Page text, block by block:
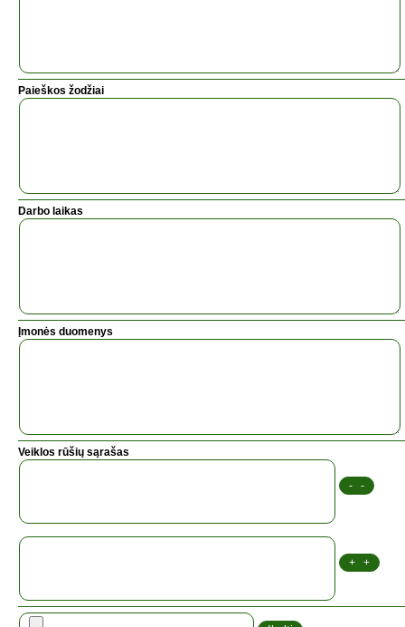
Paieškos žodžiai
Darbo laikas
Įmonės duomenys
Veiklos rūšių sąrašas